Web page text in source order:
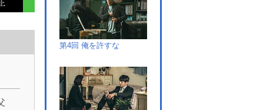
第4回 俺を許すな